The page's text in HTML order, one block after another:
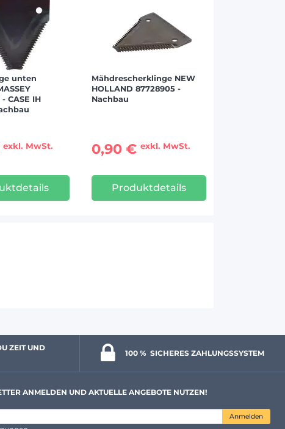
unten
- CASE IH
exkl. MwSt.
Mähdrescherklinge NEW
HOLLAND 87728905 -
Nachbau
0,90 € exkl. MwSt.
Produktdetails
ZEIT UND
100 % SICHERES ZAHLUNGSSYSTEM
ANMELDEN UND AKTUELLE ANGEBOTE NUTZEN!
Anmelden